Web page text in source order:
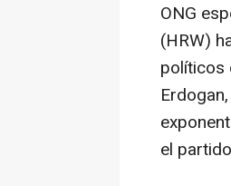
ONG
(HRW)
políticos
el